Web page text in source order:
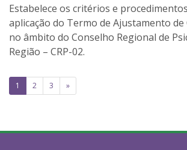
s
b
a
r
o
Estabelece os critérios e
aplicação do Termo de Ajustamento de
no âmbito do Conselho Regional de
Região – CRP-02.
Paginação
posts
1 2 3 »